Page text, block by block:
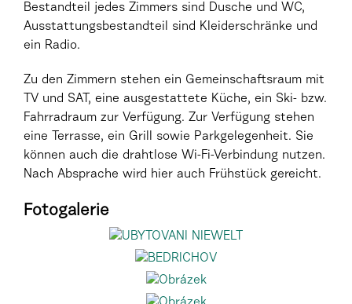
Bestandteil jedes Zimmers sind Dusche und WC,
Ausstattungsbestandteil sind Kleiderschränke und
ein Radio.
Zu den Zimmern stehen ein Gemeinschaftsraum mit
TV und SAT, eine ausgestattete Küche, ein Ski- bzw.
Fahrradraum zur Verfügung. Zur Verfügung stehen
eine Terrasse, ein Grill sowie Parkgelegenheit. Sie
können auch die drahtlose Wi-Fi-Verbindung nutzen.
Nach Absprache wird hier auch Frühstück gereicht.
Fotogalerie